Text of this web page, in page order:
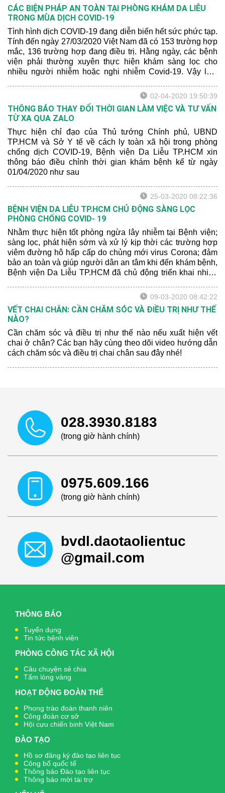
CÁC BIỆN PHÁP AN TOÀN TẠI PHÒNG KHÁM DA LIỄU
TRONG MÙA DỊCH COVID-19
Tình hình dịch COVID-19 đang diễn biến hết sức phức tạp.
Tính đến ngày 27/03/2020 Việt Nam đã có 153 trường hợp
mắc, 136 trường hợp đang điều trị. Hằng ngày, các bệnh
viện phải thường xuyên thực hiện khám sàng lọc cho
nhiều người nhiễm hoặc nghi nhiễm Covid-19. Vậy làm
02-04-2020 19:50:39
THÔNG BÁO THAY ĐỔI THỜI GIAN LÀM VIỆC VÀ TƯ VẤN
TỪ XA QUA ZALO
Thực hiện chỉ đạo của Thủ tướng Chính phủ, UBND
TP.HCM và Sở Y tế về cách ly toàn xã hội trong phòng
chống dịch COVID-19, Bệnh viện Da Liễu TP.HCM xin
thông báo điều chỉnh thời gian khám bệnh kể từ ngày
01/04/2020 như sau
25-03-2020 08:22:36
BỆNH VIỆN DA LIỄU TP.HCM CHỦ ĐỘNG SÀNG LỌC
PHÒNG CHỐNG COVID- 19
Nhằm thực hiện tốt phòng ngừa lây nhiễm tại Bệnh viện;
sàng lọc, phát hiện sớm và xử lý kịp thời các trường hợp
viêm đường hô hấp cấp do chủng mới virus Corona; đảm
bảo an toàn và giúp người dân an tâm khi đến khám bệnh,
Bệnh viện Da Liễu TP.HCM đã chủ động triển khai nhiều
đo thân nhiệt và sát khuẩn tay cho tất cả bệnh nhân, thân
nhân, học viên, khách đến công tác và nhân viên y tế của
bệnh viện.
09-03-2020 08:42:22
VẾT CHAI CHÂN: CẦN CHĂM SÓC VÀ ĐIỀU TRỊ NHƯ THẾ
NÀO?
Cần chăm sóc và điều trị như thế nào nếu xuất hiện vết
chai ở chân? Các bạn hãy cùng theo dõi video hướng dẫn
cách chăm sóc và điều trị chai chân sau đây nhé!
028.3930.8183
(trong giờ hành chính)
0975.609.166
(trong giờ hành chính)
bvdl.daotaolientuc
@gmail.com
THÔNG BÁO
Tuyển dụng
Tin tức bệnh viện
PHÒNG CÔNG TÁC XÃ HỘI
Câu chuyện sẻ chia
Tấm lòng vàng
HOẠT ĐỘNG ĐOÀN THỂ
Phong trào đoàn thanh niên
Công đoàn cơ sở
Hội cựu chiến binh Việt Nam
ĐÀO TẠO
Hồ sơ đăng ký đào tạo liên tục
Công bố quốc tế
Thông báo Đào tạo liên tục
Thông báo mời tài trợ